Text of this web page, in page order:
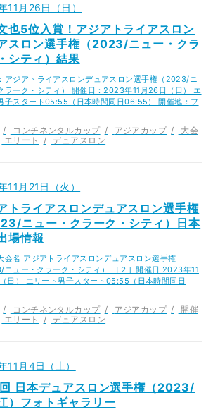
11月26日（日）
也5位入賞！アジアトライアスロン
スロン選手権（2023/ニュー・クラ
シティ）結果
アジアトライアスロンデュアスロン選手権（2023/ニ
ラーク・シティ） 開催日：2023年11月26日（日） エ
子スタート05:55（日本時間同日06:55） 開催地：フ
コンチネンタルカップ アジアカップ
大会
エリート デュアスロン
11月21日（火）
トライアスロンデュアスロン選手権
ニュー・クラーク・シティ）日本
場情報
会名 アジアトライアスロンデュアスロン選手権
ニュー・クラーク・シティ） ［２］開催日 2023年11
日） エリート男子スタート05:55（日本時間同日
コンチネンタルカップ アジアカップ
開催
エリート デュアスロン
11月4日（土）
日本デュアスロン選手権（2023/
）フォトギャラリー